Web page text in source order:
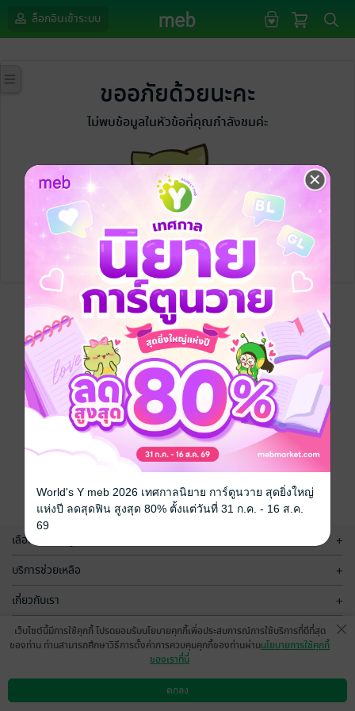
ล็อกอินเข้าระบบ
ขออภัยด้วยนะคะ
ไม่พบข้อมูลในหัวข้อที่คุณกำลังชมค่ะ
เลือกหมวดหมู่ +
บริการช่วยเหลือ +
เกี่ยวกับเรา +
กลุ่มธุรกิจในเครือ +
ดาวน์โหลดแอป วิธีการใช้งาน ติดต่อเรา
เว็บไซต์นี้มีการใช้คุกกี้ โปรดยอมรับนโยบายคุกกี้เพื่อประสบการณ์การใช้บริการที่ดีที่สุด
ของท่าน ท่านสามารถศึกษาวิธีการตั้งค่าการควบคุมคุกกี้ของท่านผ่านนโยบายการใช้คุกกี้
ของเราที่นี่
ตกลง
World's Y meb 2026 เทศกาลนิยาย การ์ตูนวาย สุดยิ่งใหญ่
แห่งปี ลดสุดฟิน สูงสุด 80% ตั้งแต่วันที่ 31 ก.ค. - 16 ส.ค.
69